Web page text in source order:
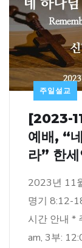
주일설교
[2023-
예배, “
라” 한
2023년 11
명기 8:12-
시간 안내 *
am, 3부: